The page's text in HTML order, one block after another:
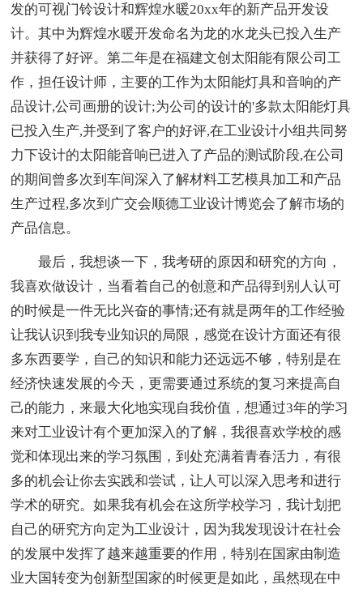
发的可视门铃设计和辉煌水暖20xx年的新产品开发设
计。其中为辉煌水暖开发命名为龙的水龙头已投入生产
并获得了好评。第二年是在福建文创太阳能有限公司工
作，担任设计师，主要的工作为太阳能灯具和音响的产
品设计,公司画册的设计;为公司的设计的'多款太阳能灯具
已投入生产,并受到了客户的好评,在工业设计小组共同努
力下设计的太阳能音响已进入了产品的测试阶段,在公司
的期间曾多次到车间深入了解材料工艺模具加工和产品
生产过程,多次到广交会顺德工业设计博览会了解市场的
产品信息。
最后，我想谈一下，我考研的原因和研究的方向，
我喜欢做设计，当看着自己的创意和产品得到别人认可
的时候是一件无比兴奋的事情;还有就是两年的工作经验
让我认识到我专业知识的局限，感觉在设计方面还有很
多东西要学，自己的知识和能力还远远不够，特别是在
经济快速发展的今天，更需要通过系统的复习来提高自
己的能力，来最大化地实现自我价值，想通过3年的学习
来对工业设计有个更加深入的了解，我很喜欢学校的感
觉和体现出来的学习氛围，到处充满着青春活力，有很
多的机会让你去实践和尝试，让人可以深入思考和进行
学术的研究。如果我有机会在这所学校学习，我计划把
自己的研究方向定为工业设计，因为我发现设计在社会
的发展中发挥了越来越重要的作用，特别在国家由制造
业大国转变为创新型国家的时候更是如此，虽然现在中